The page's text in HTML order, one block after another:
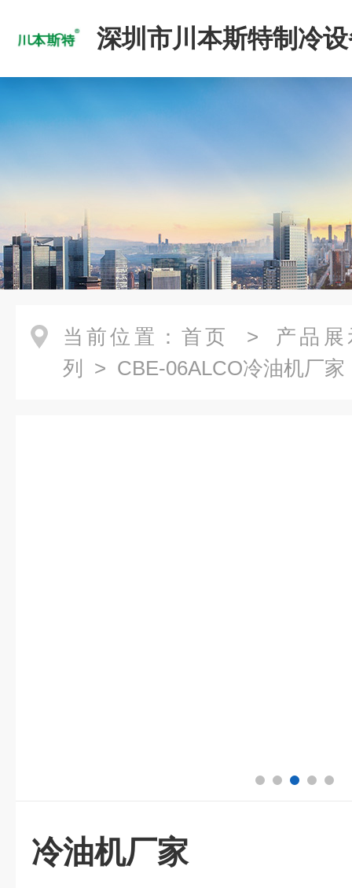
深圳市川本斯特制冷
公司
当前位置： 首页 > 产品展
列
> CBE-06ALCO冷油机厂家
冷油机厂家